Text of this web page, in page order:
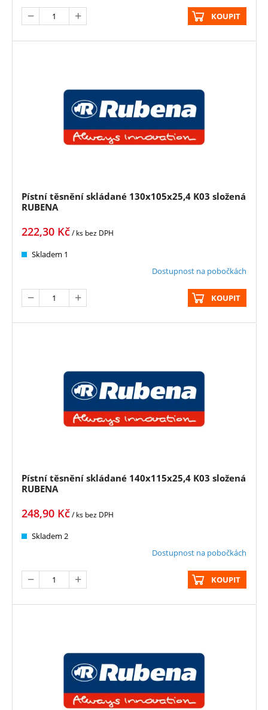
KOUPIT
Pístní těsnění skládané 130x105x25,4 K03 složená
RUBENA
222,30 Kč/ ks bez DPH
Skladem 1
Dostupnost na pobočkách
KOUPIT
Pístní těsnění skládané 140x115x25,4 K03 složená
RUBENA
248,90 Kč/ ks bez DPH
Skladem 2
Dostupnost na pobočkách
KOUPIT